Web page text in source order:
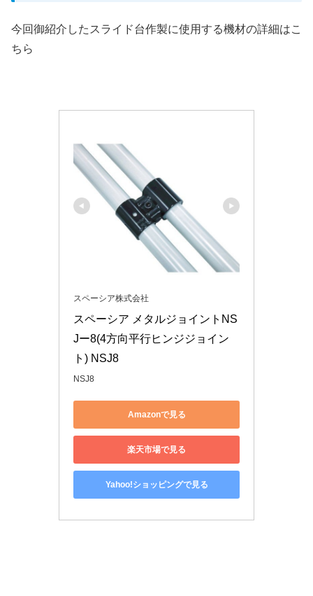
今回御紹介したスライド台作製に使用する機材の詳細はこ
ちら
スペーシア株式会社
スペーシア メタルジョイントNS
Jー8(4方向平行ヒンジジョイン
ト) NSJ8
NSJ8
Amazonで見る
楽天市場で見る
Yahoo!ショッピングで見る